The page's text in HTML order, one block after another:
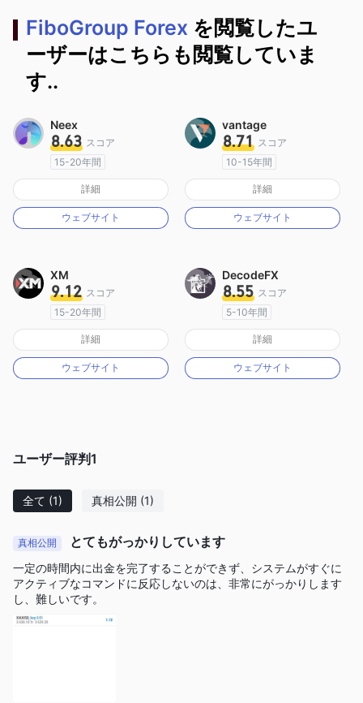
FiboGroup Forex を閲覧したユ
ーザーはこちらも閲覧していま
す..
Neex
8.63 スコア
15-20年間
オーストラリア規制
マーケットメイキングライセンス（MM）
MT4フルライセンス
詳細
ウェブサイト
vantage
8.71 スコア
10-15年間
オーストラリア規制
マーケットメイキングライセンス（MM）
MT4フルライセンス
詳細
ウェブサイト
XM
9.12 スコア
15-20年間
オーストラリア規制
マーケットメイキングライセンス（MM）
MT4フルライセンス
詳細
ウェブサイト
DecodeFX
8.55 スコア
5-10年間
オーストラリア規制
マーケットメイキングライセンス（MM）
MT4フルライセンス
詳細
ウェブサイト
ユーザー評判1
全て (1) 真相公開 (1)
真相公開 とてもがっかりしています
一定の時間内に出金を完了することができず、システムがすぐに
アクティブなコマンドに反応しないのは、非常にがっかりします
し、難しいです。